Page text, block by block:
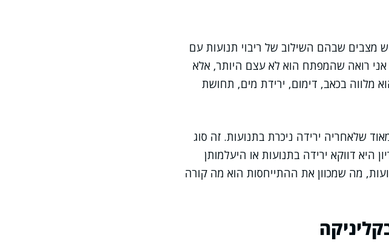
מצבים שבהם השילוב של ריבוי תנועות עם
אני רואה שהמפתח הוא לא עצם היותר, אלא
מלווה בכאב, דימום, ירידת מים, תחושת
שלאחריה ירידה ניכרת בתנועות. זה סוג
דווקא ירידה בתנועות או היעלמותן
מה שמכוון את ההתייחסות הוא מה קורה